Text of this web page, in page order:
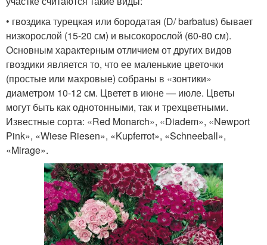
• гвоздика турецкая или бородатая (D/ barbatus) бывает
низкорослой (15-20 см) и высокорослой (60-80 см).
Основным характерным отличием от других видов
гвоздики является то, что ее маленькие цветочки
(простые или махровые) собраны в «зонтики»
диаметром 10-12 см. Цветет в июне — июле. Цветы
могут быть как однотонными, так и трехцветными.
Известные сорта: «Red Monarch», «Diadem», «Newport
Pink», «Wiese Riesen», «Kupferrot», «Schneeball»,
«Mirage».